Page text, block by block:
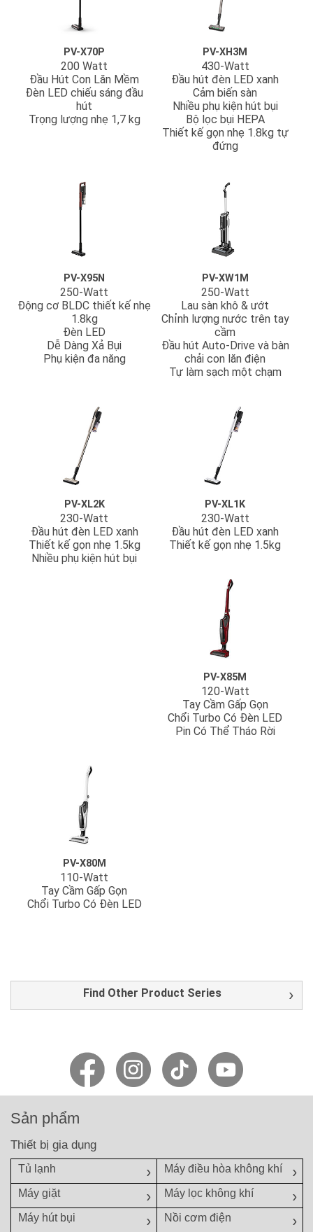
PV-X70P
200 Watt
Đầu Hút Con Lăn Mềm
Đèn LED chiếu sáng đầu
hút
Trọng lượng nhẹ 1,7 kg
PV-XH3M
430-Watt
Đầu hút đèn LED xanh
Cảm biến sàn
Nhiều phụ kiện hút bụi
Bộ lọc bụi HEPA
Thiết kế gọn nhẹ 1.8kg tự
đứng
PV-X95N
250-Watt
Động cơ BLDC thiết kế nhẹ
1.8kg
Đèn LED
Dễ Dàng Xả Bụi
Phụ kiện đa năng
PV-XW1M
250-Watt
Lau sàn khô & ướt
Chỉnh lượng nước trên tay
cầm
Đầu hút Auto-Drive và bàn
chải con lăn điện
Tự làm sạch một chạm
PV-XL2K
230-Watt
Đầu hút đèn LED xanh
Thiết kế gọn nhẹ 1.5kg
Nhiều phụ kiện hút bụi
PV-XL1K
230-Watt
Đầu hút đèn LED xanh
Thiết kế gọn nhẹ 1.5kg
PV-X85M
120-Watt
Tay Cầm Gấp Gọn
Chổi Turbo Có Đèn LED
Pin Có Thể Tháo Rời
PV-X80M
110-Watt
Tay Cầm Gấp Gọn
Chổi Turbo Có Đèn LED
Find Other Product Series
Sản phẩm
Thiết bị gia dụng
Tủ lạnh Máy điều hòa không khí
Máy giặt Máy lọc không khí
Máy hút bụi Nồi cơm điện